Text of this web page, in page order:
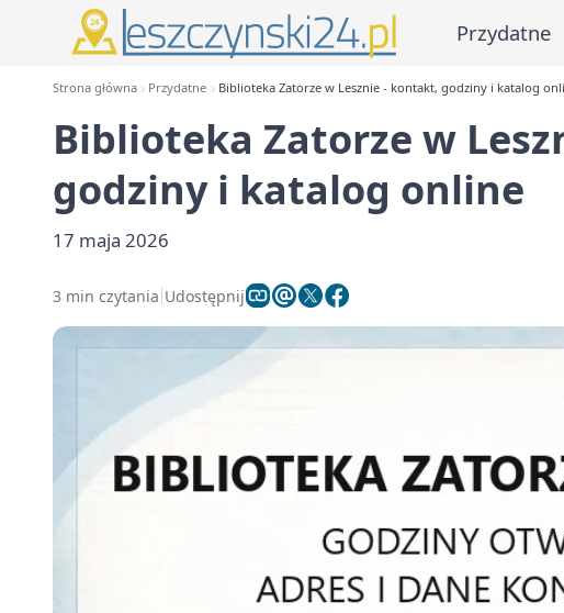
Przydatne
Strona główna Przydatne Biblioteka Zatorze w Lesznie - kontakt, godziny i katalog
Biblioteka Zatorze w
godziny i katalog online
17 maja 2026
3 min czytania Udostępnij